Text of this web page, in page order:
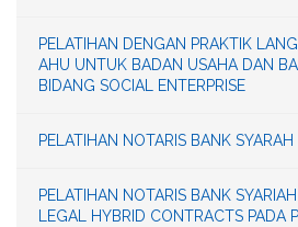
PELATIHAN DENGAN PRAKTIK
AHU UNTUK BADAN USAHA DAN
BIDANG SOCIAL ENTERPRISE
PELATIHAN NOTARIS BANK
PELATIHAN NOTARIS BANK
LEGAL HYBRID CONTRACTS PADA